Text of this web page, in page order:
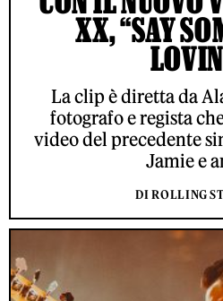
XX, “SAY
La clip è diretta da
fotografo e regista
video del precedente
Jamie e
DI ROLLING